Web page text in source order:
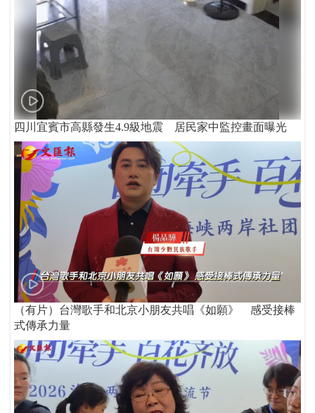
四川宜賓市高縣發生4.9級地震 居民家中監控畫面曝光
（有片）台灣歌手和北京小朋友共唱《如願》 感受接棒
式傳承力量